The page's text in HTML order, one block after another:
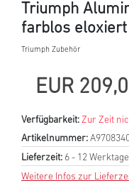
Triumph
farblos eloxiert
Triumph Zubehör
EUR
Verfügbarkeit: Zur Zeit
Artikelnummer:
Lieferzeit: 6 - 12 Werktage
Weitere Infos zur